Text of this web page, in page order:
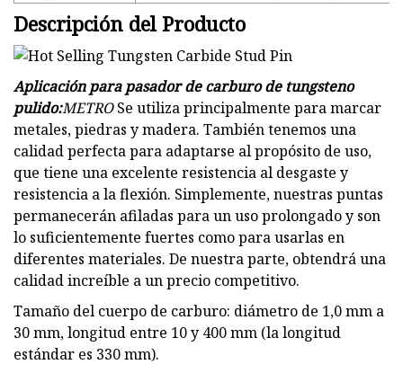
Descripción del Producto
Aplicación para pasador de carburo de tungsteno
pulido:METROSe utiliza principalmente para marcar
metales, piedras y madera. También tenemos una
calidad perfecta para adaptarse al propósito de uso,
que tiene una excelente resistencia al desgaste y
resistencia a la flexión. Simplemente, nuestras puntas
permanecerán afiladas para un uso prolongado y son
lo suficientemente fuertes como para usarlas en
diferentes materiales. De nuestra parte, obtendrá una
calidad increíble a un precio competitivo.
Tamaño del cuerpo de carburo: diámetro de 1,0 mm a
30 mm, longitud entre 10 y 400 mm (la longitud
estándar es 330 mm).